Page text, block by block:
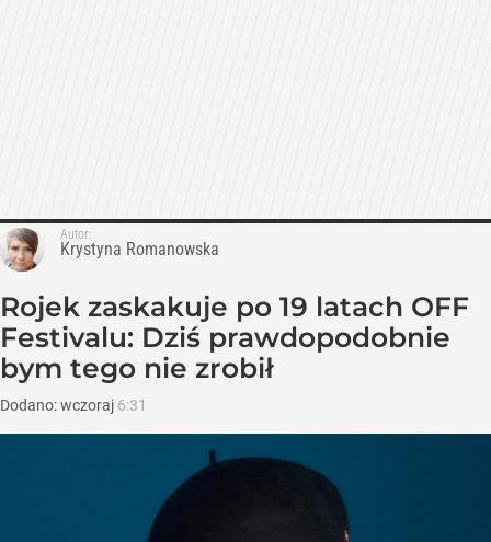
Autor:
Krystyna Romanowska
Rojek zaskakuje po 19 latach OFF
Festivalu: Dziś prawdopodobnie
bym tego nie zrobił
Dodano:wczoraj 6:31